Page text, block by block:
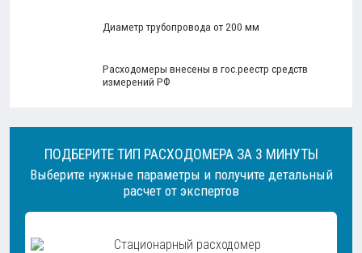
Диаметр трубопровода от 200 мм
Расходомеры внесены в гос.реестр средств
измерений РФ
ПОДБЕРИТЕ ТИП РАСХОДОМЕРА ЗА 3 МИНУТЫ
Выберите нужные параметры и получите детальный
расчет от экспертов
Стационарный расходомер